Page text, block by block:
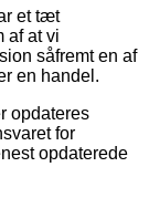
et tæt
af at vi
såfremt en af
en handel.
opdateres
for
opdaterede